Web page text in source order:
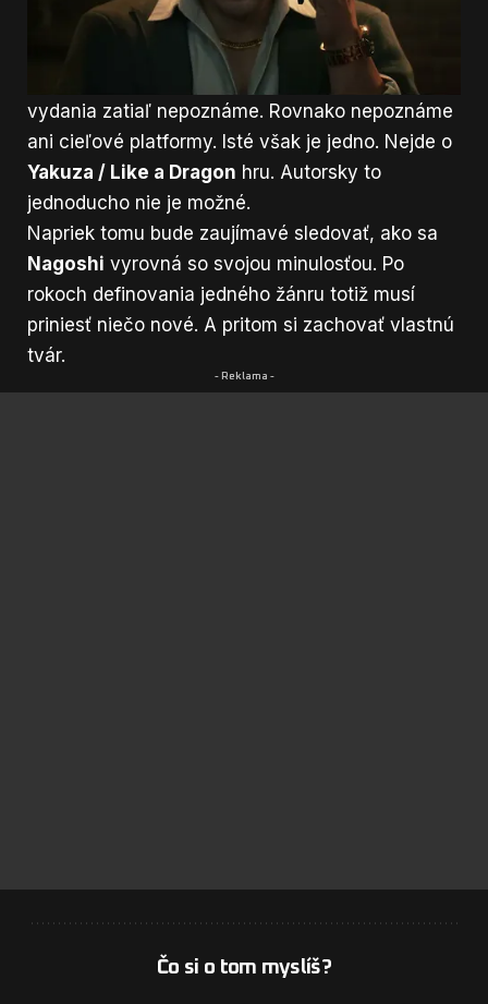
inšpirovalaKamurocho
zo série Yakuza.
Na záver sa objaví logoGang of Dragon.
Zvýraznené písmená tvoria skratku
GOD. Dátum
vydania zatiaľ nepoznáme. Rovnako nepoznáme
ani cieľové platformy. Isté však je jedno. Nejde o
Yakuza / Like a Dragon hru. Autorsky to
jednoducho nie je možné.
Napriek tomu bude zaujímavé sledovať, ako sa
Nagoshi vyrovná so svojou minulosťou. Po
rokoch definovania jedného žánru totiž musí
priniesť niečo nové. A pritom si zachovať vlastnú
tvár.
- Reklama -
Čo si o tom myslíš?